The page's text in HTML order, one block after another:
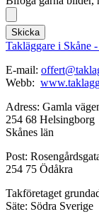
Skicka
Takläggare i Skåne
E-mail:
Webb:
Adress: Gamla
254 68 Helsingborg
Skånes län
Post:
254 75 Ödåkra
Takföretaget
Säte: Södra Sverige